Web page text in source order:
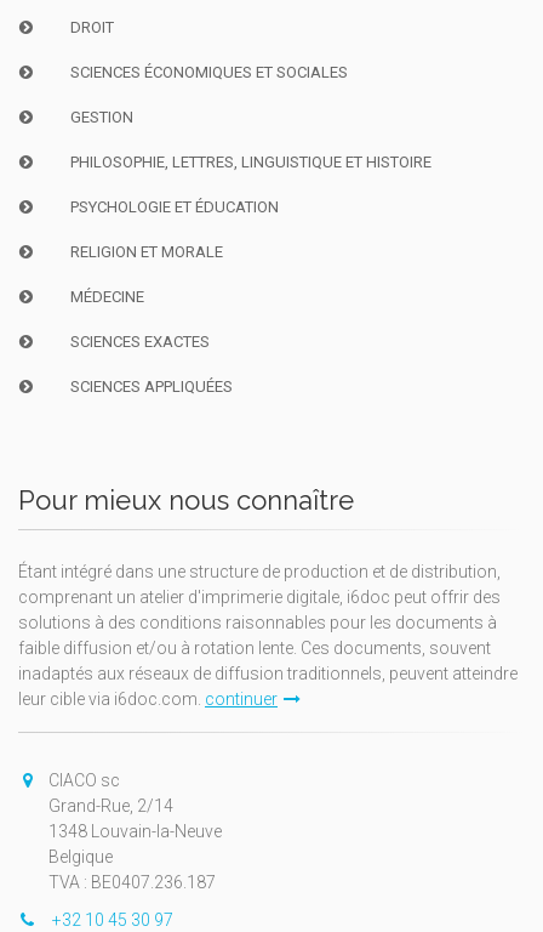
DROIT
SCIENCES ÉCONOMIQUES ET SOCIALES
GESTION
PHILOSOPHIE, LETTRES, LINGUISTIQUE ET HISTOIRE
PSYCHOLOGIE ET ÉDUCATION
RELIGION ET MORALE
MÉDECINE
SCIENCES EXACTES
SCIENCES APPLIQUÉES
Pour mieux nous connaître
Étant intégré dans une structure de production et de distribution,
comprenant un atelier d'imprimerie digitale, i6doc peut offrir des
solutions à des conditions raisonnables pour les documents à
faible diffusion et/ou à rotation lente. Ces documents, souvent
inadaptés aux réseaux de diffusion traditionnels, peuvent atteindre
leur cible via i6doc.com. continuer
CIACO sc
Grand-Rue, 2/14
1348 Louvain-la-Neuve
Belgique
TVA : BE0407.236.187
+32 10 45 30 97